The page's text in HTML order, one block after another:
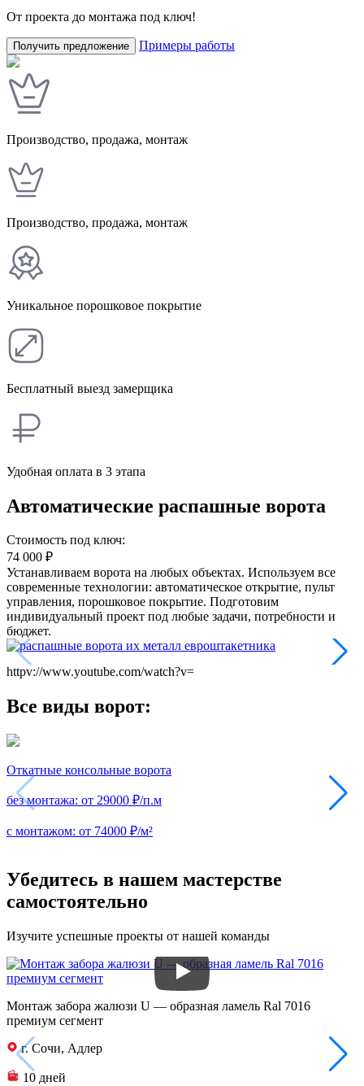
От проекта до монтажа под ключ!
Получить предложение Примеры работы
Производство, продажа, монтаж
Производство, продажа, монтаж
Уникальное порошковое покрытие
Бесплатный выезд замерщика
Удобная оплата в 3 этапа
Автоматические распашные ворота
Стоимость под ключ:
74 000 ₽
Устанавливаем ворота на любых объектах. Используем все
современные технологии: автоматическое открытие, пульт
управления, порошковое покрытие. Подготовим
индивидуальный проект под любые задачи, потребности и
бюджет.
httpv://www.youtube.com/watch?v=
Все виды ворот:
Откатные консольные ворота
без монтажа: от 29000 ₽/п.м
с монтажом: от 74000 ₽/м²
Убедитесь в нашем мастерстве
самостоятельно
Изучите успешные проекты от нашей команды
Монтаж забора жалюзи U — образная ламель Ral 7016
премиум сегмент
г. Сочи, Адлер
10 дней